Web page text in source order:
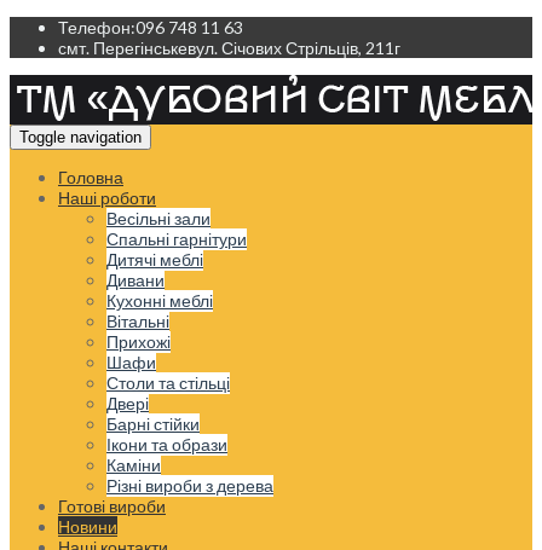
Телефон:096 748 11 63
смт. Перегінськевул. Січових Стрільців, 211г
Toggle navigation
Головна
Наші роботи
Весільні зали
Спальні гарнітури
Дитячі меблі
Дивани
Кухонні меблі
Вітальні
Прихожі
Шафи
Столи та стільці
Двері
Барні стійки
Ікони та образи
Каміни
Різні вироби з дерева
Готові вироби
Новини